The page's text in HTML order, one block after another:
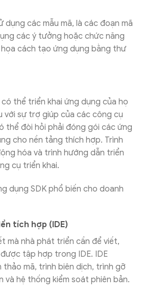
dụng các mẫu mã, là các đoạn mã
các ý tưởng hoặc chức năng
họa cách tạo ứng dụng bằng thư
thể triển khai ứng dụng của họ
với sự trợ giúp của các công cụ
thể đòi hỏi phải đóng gói các ứng
cho nền tảng thích hợp. Trình
hóa và trình hướng dẫn triển
cụ triển khai.
tích hợp (IDE)
mà nhà phát triển cần để viết,
tập hợp trong IDE. IDE
mã, trình biên dịch, trình gỡ
và hệ thống kiểm soát phiên bản.